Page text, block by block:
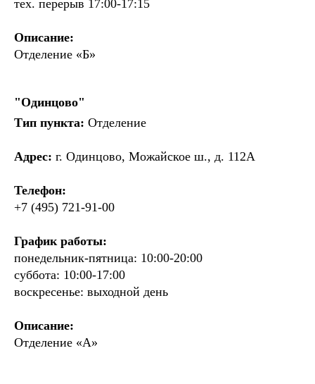
тех. перерыв 17:00-17:15
Описание:
Отделение «Б»
"Одинцово"
Тип пункта: Отделение
Адрес: г. Одинцово, Можайское ш., д. 112А
Телефон:
+7 (495) 721-91-00
График работы:
понедельник-пятница: 10:00-20:00
суббота: 10:00-17:00
воскресенье: выходной день
Описание:
Отделение «А»